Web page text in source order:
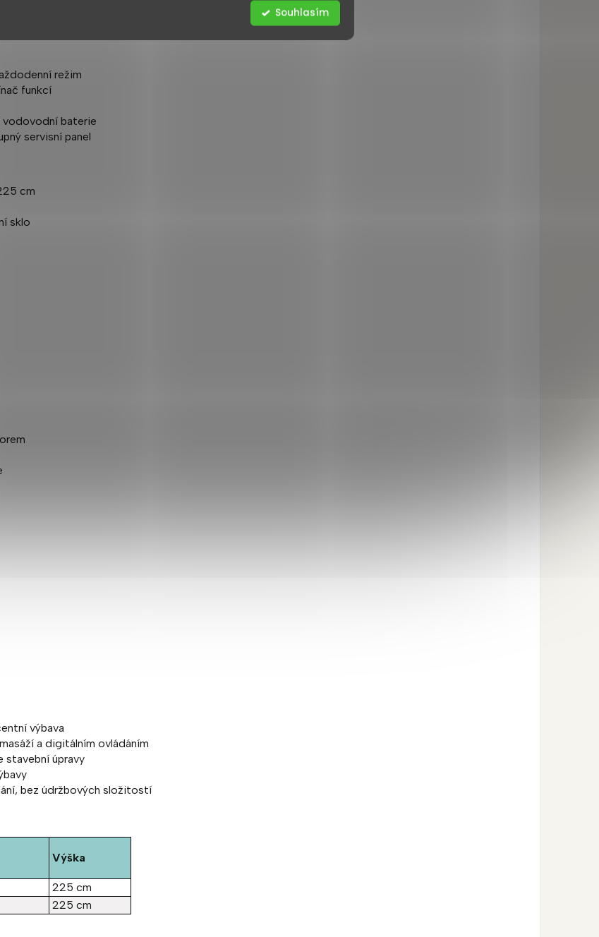
Souhlasím
hlučná trysková show – jen pocit, že prostor i
režim
funkcí
vodovodní baterie
servisní panel
cm
sklo
výbava
a digitálním ovládáním
stavební úpravy
bez údržbových složitostí
Výška
225 cm
225 cm